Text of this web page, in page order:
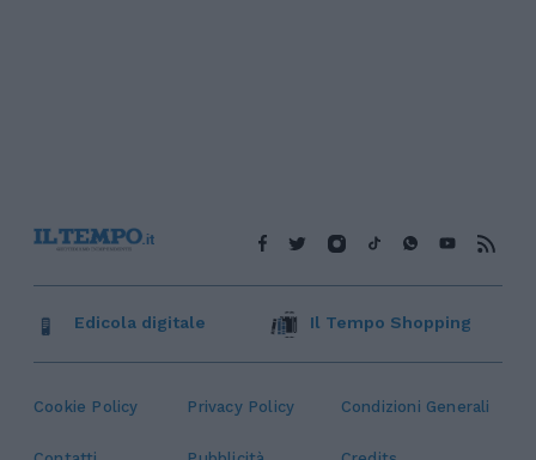
Cookie Policy Privacy Policy Condizioni Generali
Edicola digitale Il Tempo Shopping